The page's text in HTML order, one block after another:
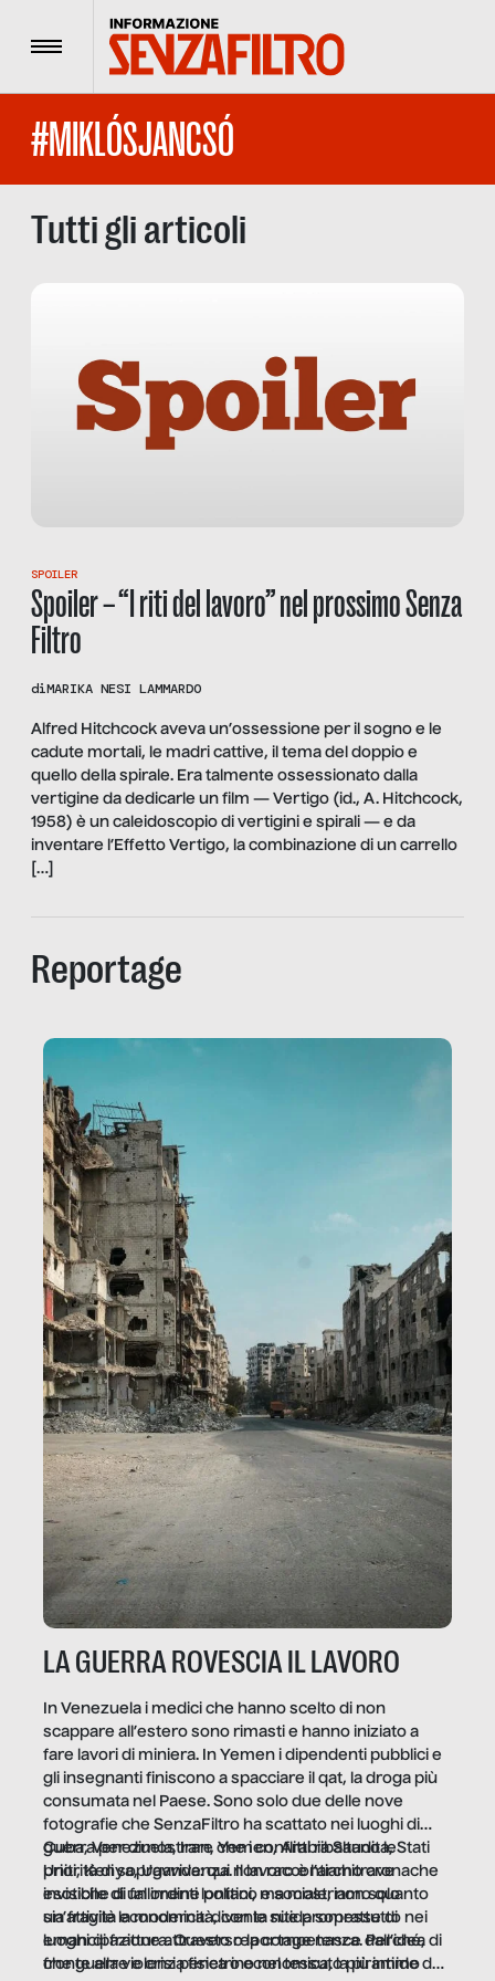
Menu
#MIKLÓSJANCSÓ
Tutti gli articoli
SPOILER
Spoiler – “I riti del lavoro” nel prossimo Senza
Filtro
diMARIKA NESI LAMMARDO
Alfred Hitchcock aveva un’ossessione per il sogno e le
cadute mortali, le madri cattive, il tema del doppio e
quello della spirale. Era talmente ossessionato dalla
vertigine da dedicarle un film — Vertigo (id., A. Hitchcock,
1958) è un caleidoscopio di vertigini e spirali — e da
inventare l’Effetto Vertigo, la combinazione di un carrello
[…]
Reportage
LA GUERRA ROVESCIA IL LAVORO
In Venezuela i medici che hanno scelto di non
scappare all’estero sono rimasti e hanno iniziato a
fare lavori di miniera. In Yemen i dipendenti pubblici e
gli insegnanti finiscono a spacciare il qat, la droga più
consumata nel Paese. Sono solo due delle nove
fotografie che SenzaFiltro ha scattato nei luoghi di
guerra per dimostrare che i conflitti ribaltano le
priorità di sopravvivenza. Il lavoro è l’architrave
invisibile di un ordine politico e sociale, non solo
un’attività economica: diventa nitida soprattutto nei
luoghi di frattura. Questo reportage nasce dall’idea
che guerre e crisi penetrino nel tessuto più intimo
Cuba, Venezuela, Iran, Yemen, Arabia Saudita, Stati
Uniti, Kenya, Uganda: qui non raccontiamo cronache
esotiche di fallimenti lontani, ma mostriamo quanto
sia fragile la modernità, con le sue promesse di
emancipazione attraverso la competenza. Perché, di
fronte alla violenza fisica o economica, la piramide del